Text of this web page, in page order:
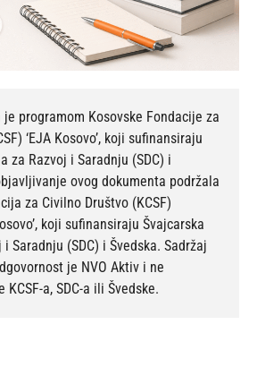
je programom Kosovske Fondacije za
‘EJA Kosovo’, koji sufinansiraju
za Razvoj i Saradnju (SDC) i
ovog dokumenta podržala
za Civilno Društvo (KCSF)
koji sufinansiraju Švajcarska
Saradnju (SDC) i Švedska. Sadržaj
je NVO Aktiv i ne
a, SDC-a ili Švedske.